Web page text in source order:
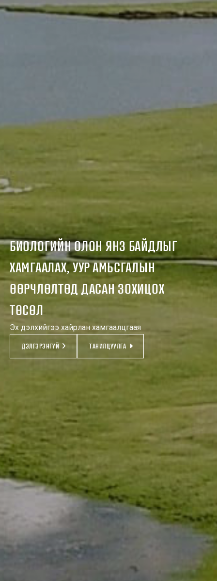
БИОЛОГИЙН ОЛОН ЯНЗ БАЙДЛЫГ
ХАМГААЛАХ, УУР АМЬСГАЛЫН
ӨӨРЧЛӨЛТӨД ДАСАН ЗОХИЦОХ
ТӨСӨЛ
Эх дэлхийгээ хайрлан хамгаалцгаая
ДЭЛГЭРЭНГҮЙ ТАНИЛЦУУЛГА